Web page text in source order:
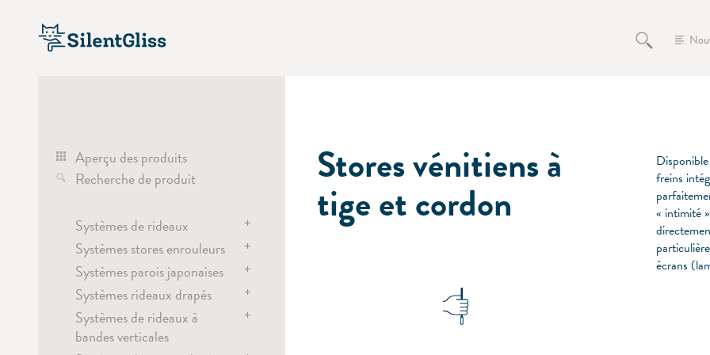
Aperçu des produits
Recherche de produit
Systèmes de rideaux
+
Systèmes de rideaux
électrique
manuel
corde
Tringles de séparation
Systèmes stores enrouleurs
+
Systèmes stores enrouleurs
électrique
batterie
chaînette
Systèmes parois japonaises
+
Systèmes parois japonaises
manuel / lance rideau
électrique
Systèmes rideaux drapés
+
électrique
batterie
Systèmes de rideaux à
bandes verticales
+
Stores vénitiens à
tige et cordon
freins
« intimité
écrans